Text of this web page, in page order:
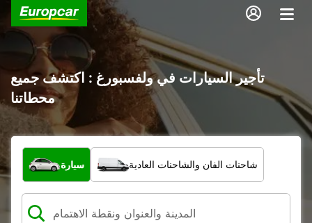
تأجير السيارات في ولفسبورغ : اكتشف جميع
محطاتنا
ما نوع المركبة؟
سيارة شاحنات الفان والشاحنات العادية